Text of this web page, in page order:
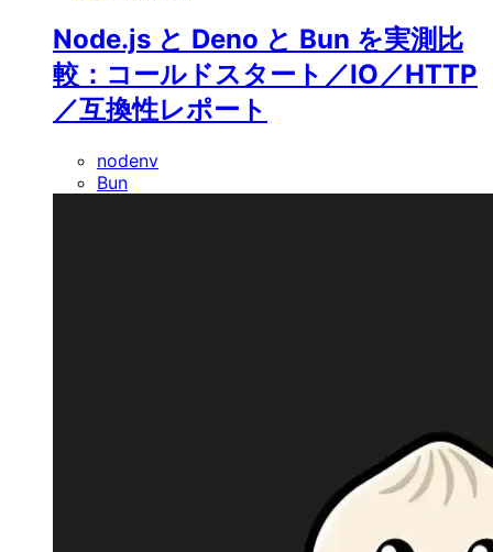
Node.js と Deno と Bun を実測比
較：コールドスタート／IO／HTTP
／互換性レポート
nodenv
Bun